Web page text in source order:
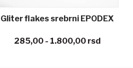
Gliter flakes srebrni EPODEX
285,00 - 1.800,00 rsd